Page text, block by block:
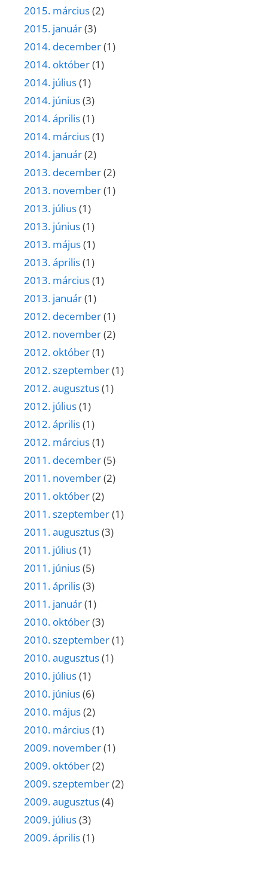
2015. március(2)
2015. január(3)
2014. december(1)
2014. október(1)
2014. július(1)
2014. június(3)
2014. április(1)
2014. március(1)
2014. január(2)
2013. december(2)
2013. november(1)
2013. július(1)
2013. június(1)
2013. május(1)
2013. április(1)
2013. március(1)
2013. január(1)
2012. december(1)
2012. november(2)
2012. október(1)
2012. szeptember(1)
2012. augusztus(1)
2012. július(1)
2012. április(1)
2012. március(1)
2011. december(5)
2011. november(2)
2011. október(2)
2011. szeptember(1)
2011. augusztus(3)
2011. július(1)
2011. június(5)
2011. április(3)
2011. január(1)
2010. október(3)
2010. szeptember(1)
2010. augusztus(1)
2010. július(1)
2010. június(6)
2010. május(2)
2010. március(1)
2009. november(1)
2009. október(2)
2009. szeptember(2)
2009. augusztus(4)
2009. július(3)
2009. április(1)